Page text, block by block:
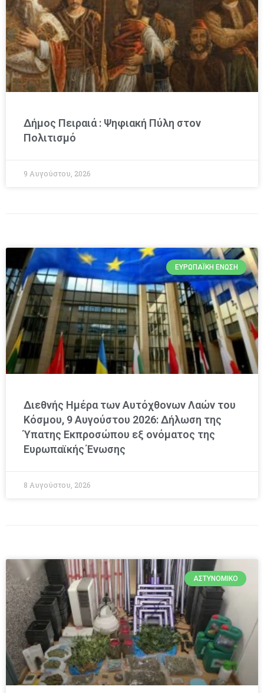
Δήμος Πειραιά : Ψηφιακή Πύλη στον
Πολιτισμό
9 Αυγούστου, 2026
ΕΥΡΩΠΑΪΚΉ ΈΝΩΣΗ
Διεθνής Ημέρα των Αυτόχθονων Λαών του
Κόσμου, 9 Αυγούστου 2026: Δήλωση της
Ύπατης Εκπροσώπου εξ ονόματος της
Ευρωπαϊκής Ένωσης
8 Αυγούστου, 2026
ΑΣΤΥΝΟΜΙΚΌ